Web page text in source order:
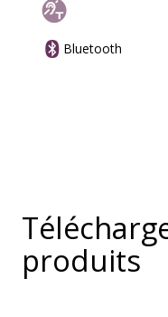
Bluetooth
produits